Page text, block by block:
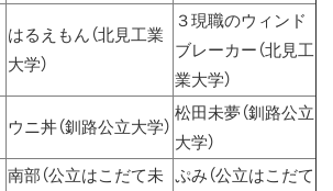
はるえもん（北見工業
大学）
３現職のウィンド
ブレーカー（北見工
業大学）
ウニ丼（釧路公立大学）
松田未夢（釧路公立
大学）
南部（公立はこだて未 ぷみ（公立はこだて